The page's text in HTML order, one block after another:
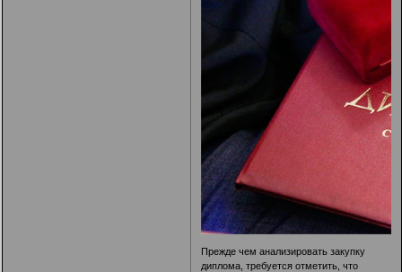
Прежде чем анализировать закупку
диплома, требуется отметить, что